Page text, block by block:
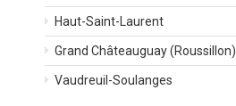
Haut-Saint-Laurent
Grand Châteauguay (Roussillon)
Vaudreuil-Soulanges